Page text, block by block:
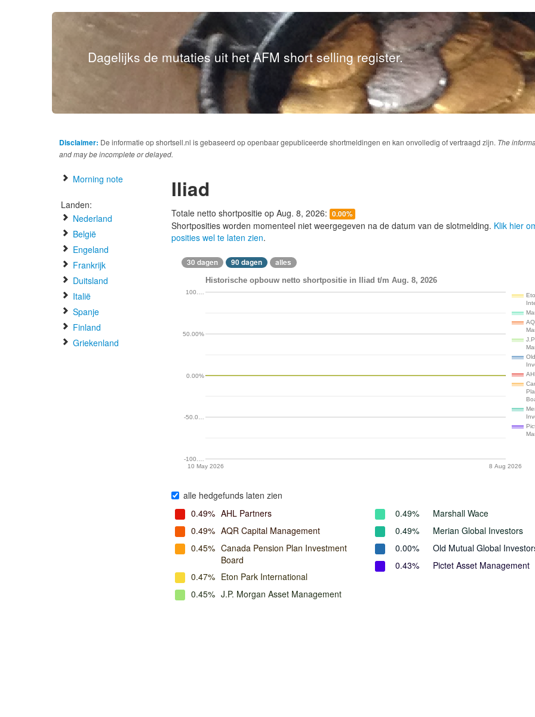
Dagelijks de mutaties uit het AFM short selling register.
Disclaimer: De informatie op shortsell.nl is gebaseerd op openbaar gepubliceerde shortmeldingen en kan onvolledig of vertraagd zijn. The
and may be incomplete or delayed.
Morning note
Landen:
Nederland
België
Engeland
Frankrijk
Duitsland
Italië
Spanje
Finland
Griekenland
Iliad
Totale netto shortpositie op Aug. 8, 2026: 0.00%
Shortposities worden momenteel niet weergegeven na de datum van de slotmelding. Klik hier
posities wel te laten zien.
30 dagen 90 dagen alles
Historische opbouw netto shortpositie in Iliad t/m Aug. 8, 2026
10 May 2026 8 Aug 2026
-100.…
-50.0…
0.00%
50.00%
100.…
alle hedgefunds laten zien
0.49% AHL Partners
0.49% AQR Capital Management
0.45% Canada Pension Plan Investment
Board
0.47% Eton Park International
0.45% J.P. Morgan Asset Management
0.49%
Marshall Wace
0.49%
Merian Global Investors
0.00%
Old Mutual Global
0.43%
Pictet Asset Management